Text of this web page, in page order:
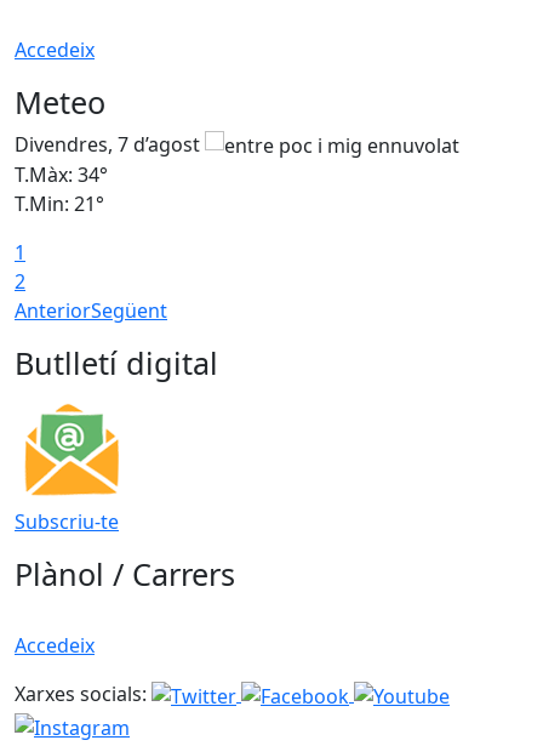
Accedeix
Meteo
Divendres, 7 d’agost
T.Màx: 34°
T.Min: 21°
1
2
AnteriorSegüent
Butlletí digital
Subscriu-te
Plànol / Carrers
Accedeix
Xarxes socials: